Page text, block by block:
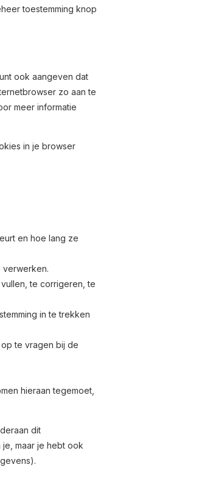
toestemming knop
ook aangeven dat
zo aan te
meer informatie
in je browser
en hoe lang ze
verwerken.
te corrigeren, te
in te trekken
te vragen bij de
hieraan tegemoet,
dit
maar je hebt ook